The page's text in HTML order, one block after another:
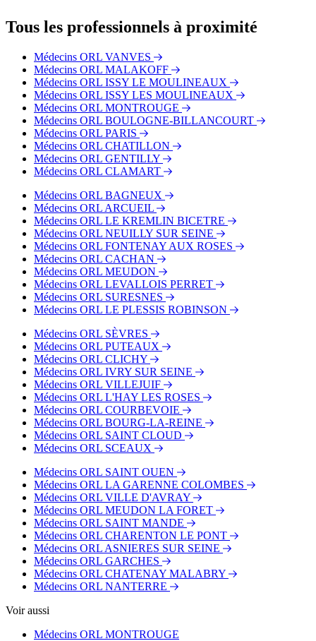
des arrêts suivants :
Bus - Cambronne - Lecourbe
Bus - Miollis
Métro - Vaugirard
Tous les professionnels à proximité
Médecins ORL VANVES
Médecins ORL MALAKOFF
Médecins ORL ISSY LE MOULINEAUX
Médecins ORL ISSY LES MOULINEAUX
Médecins ORL MONTROUGE
Médecins ORL BOULOGNE-BILLANCOURT
Médecins ORL PARIS
Médecins ORL CHATILLON
Médecins ORL GENTILLY
Médecins ORL CLAMART
Médecins ORL BAGNEUX
Médecins ORL ARCUEIL
Médecins ORL LE KREMLIN BICETRE
Médecins ORL NEUILLY SUR SEINE
Médecins ORL FONTENAY AUX ROSES
Médecins ORL CACHAN
Médecins ORL MEUDON
Médecins ORL LEVALLOIS PERRET
Médecins ORL SURESNES
Médecins ORL LE PLESSIS ROBINSON
Médecins ORL SÈVRES
Médecins ORL PUTEAUX
Médecins ORL CLICHY
Médecins ORL IVRY SUR SEINE
Médecins ORL VILLEJUIF
Médecins ORL L'HAY LES ROSES
Médecins ORL COURBEVOIE
Médecins ORL BOURG-LA-REINE
Médecins ORL SAINT CLOUD
Médecins ORL SCEAUX
Médecins ORL SAINT OUEN
Médecins ORL LA GARENNE COLOMBES
Médecins ORL VILLE D'AVRAY
Médecins ORL MEUDON LA FORET
Médecins ORL SAINT MANDE
Médecins ORL CHARENTON LE PONT
Médecins ORL ASNIERES SUR SEINE
Médecins ORL GARCHES
Médecins ORL CHATENAY MALABRY
Médecins ORL NANTERRE
Voir aussi
Médecins ORL MONTROUGE